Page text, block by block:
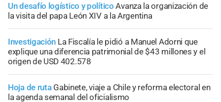
Un desafío logístico y político Avanza la organización de
la visita del papa León XIV a la Argentina
Investigación La Fiscalía le pidió a Manuel Adorni que
explique una diferencia patrimonial de $43 millones y el
origen de USD 402.578
Hoja de ruta Gabinete, viaje a Chile y reforma electoral en
la agenda semanal del oficialismo